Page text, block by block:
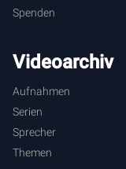
Methode und der
Spenden
Videoarchiv
Aufnahmen
Serien
Sprecher
Themen